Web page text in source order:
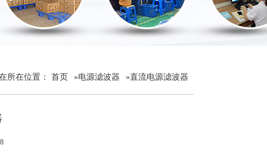
所在位置： 首页 »电源滤波器 »直流电源滤波器